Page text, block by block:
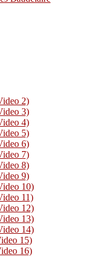
2)
3)
4)
5)
6)
7)
8)
9)
10)
11)
12)
13)
14)
15)
16)